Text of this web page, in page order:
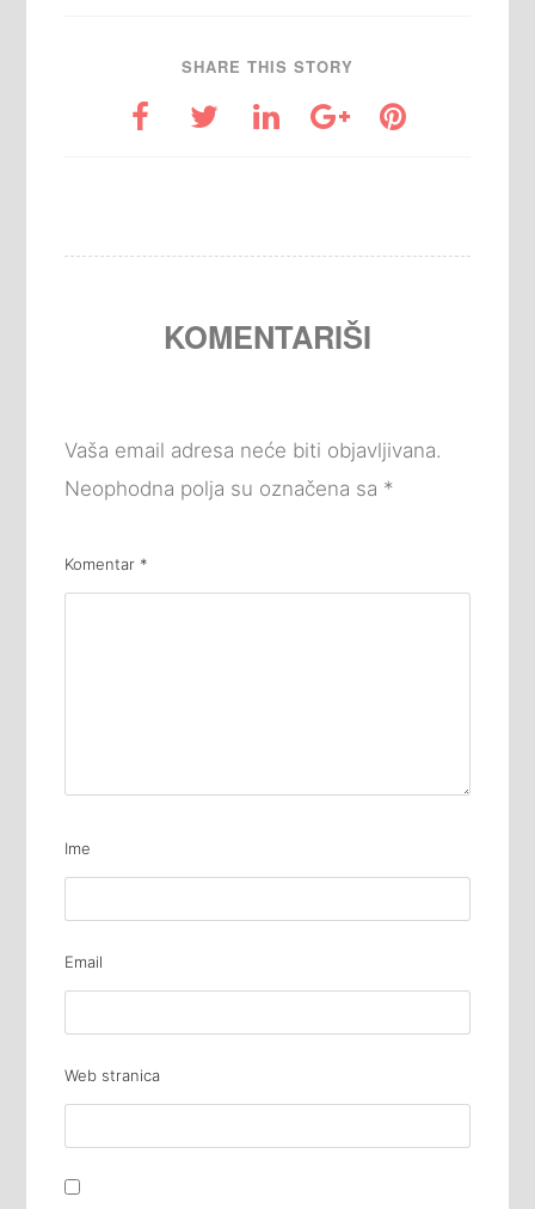
SHARE THIS STORY
KOMENTARIŠI
Vaša email adresa neće biti objavljivana.
Neophodna polja su označena sa *
Komentar *
Ime
Email
Web stranica